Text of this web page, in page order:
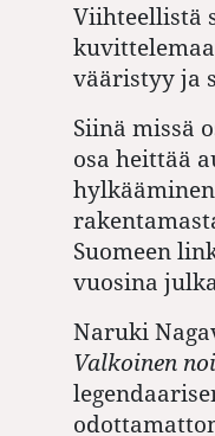
Viihteellistä
vääristyy ja
Siinä missä
osa heittää
Suomeen
vuosina
Naruki
Valkoinen